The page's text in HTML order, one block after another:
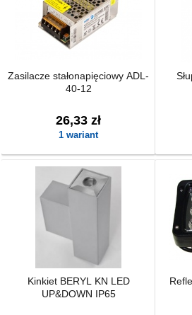
Zasilacze stałonapięciowy ADL-
40-12
26,33 zł
1 wariant
Kinkiet BERYL KN LED
UP&DOWN IP65